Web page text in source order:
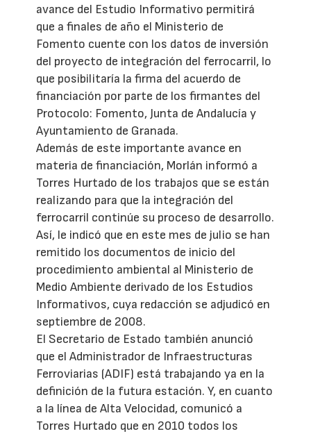
avance del Estudio Informativo permitirá
que a finales de año el Ministerio de
Fomento cuente con los datos de inversión
del proyecto de integración del ferrocarril, lo
que posibilitaría la firma del acuerdo de
financiación por parte de los firmantes del
Protocolo: Fomento, Junta de Andalucía y
Ayuntamiento de Granada.
Además de este importante avance en
materia de financiación, Morlán informó a
Torres Hurtado de los trabajos que se están
realizando para que la integración del
ferrocarril continúe su proceso de desarrollo.
Así, le indicó que en este mes de julio se han
remitido los documentos de inicio del
procedimiento ambiental al Ministerio de
Medio Ambiente derivado de los Estudios
Informativos, cuya redacción se adjudicó en
septiembre de 2008.
El Secretario de Estado también anunció
que el Administrador de Infraestructuras
Ferroviarias (ADIF) está trabajando ya en la
definición de la futura estación. Y, en cuanto
a la línea de Alta Velocidad, comunicó a
Torres Hurtado que en 2010 todos los